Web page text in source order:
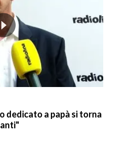
dedicato a papà si torna